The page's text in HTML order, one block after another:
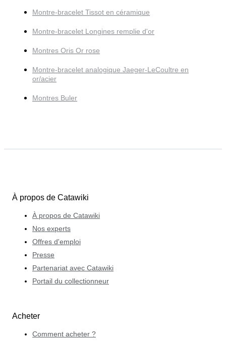
Montre-bracelet Tissot en céramique
Montre-bracelet Longines remplie d'or
Montres Oris Or rose
Montre-bracelet analogique Jaeger-LeCoultre en
or/acier
Montres Buler
À propos de Catawiki
À propos de Catawiki
Nos experts
Offres d'emploi
Presse
Partenariat avec Catawiki
Portail du collectionneur
Acheter
Comment acheter ?